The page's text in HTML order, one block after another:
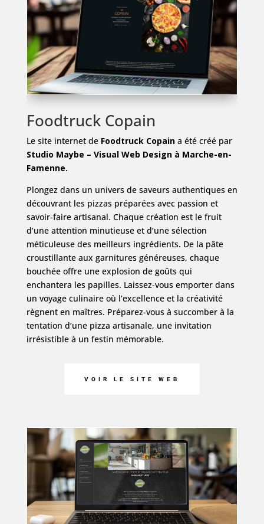
Foodtruck Copain
Le site internet de Foodtruck Copaina été créé par
Studio Maybe – Visual Web Design à Marche-en-
Famenne.
Plongez dans un univers de saveurs authentiques en
découvrant les pizzas préparées avec passion et
savoir-faire artisanal. Chaque création est le fruit
d’une attention minutieuse et d’une sélection
méticuleuse des meilleurs ingrédients. De la pâte
croustillante aux garnitures généreuses, chaque
bouchée offre une explosion de goûts qui
enchantera les papilles. Laissez-vous emporter dans
un voyage culinaire où l’excellence et la créativité
règnent en maîtres. Préparez-vous à succomber à la
tentation d’une pizza artisanale, une invitation
irrésistible à un festin mémorable.
VOIR LE SITE WEB